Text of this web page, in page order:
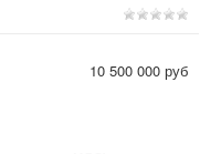
10 500 000 руб